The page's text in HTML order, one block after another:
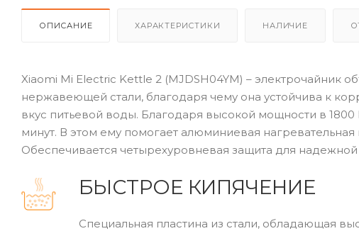
ОПИСАНИЕ ХАРАКТЕРИСТИКИ НАЛИЧИЕ
Xiaomi Mi Electric Kettle 2 (MJDSH04YM) – электрочайник
нержавеющей стали, благодаря чему она устойчива к
вкус питьевой воды. Благодаря высокой мощности в 1800
минут. В этом ему помогает алюминиевая
Обеспечивается четырехуровневая защита для
БЫСТРОЕ КИПЯЧЕНИЕ
Специальная пластина из стали, обладающая